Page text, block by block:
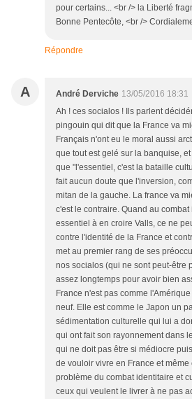
pour certains... <br /> la Liberté
Bonne Pentecôte, <br />
Répondre
A André Derviche 13/05/2016 18:31
Ah ! ces socialos ! Ils parlent
pingouin qui dit que la France va
Français n'ont eu le moral aussi
que tout est gelé sur la banquise,
que "l'essentiel, c'est la bataille
fait aucun doute que l'inversion,
mitan de la gauche. La france va
c'est le contraire. Quand au
essentiel à en croire Valls, ce ne
contre l'identité de la France et
met au premier rang de ses
nos socialos (qui ne sont peut-être
assez longtemps pour avoir bien
France n'est pas comme
neuf. Elle est comme le Japon un
sédimentation culturelle qui lui a
qui ont fait son rayonnement dans
qui ne doit pas être si médiocre
de vouloir vivre en France et
problème du combat identitaire et
ceux qui veulent le livrer à ne pas